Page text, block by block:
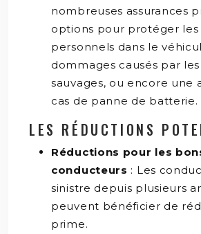
nombreuses assurances
options pour protéger les
personnels dans le
dommages causés par
sauvages, ou encore une
cas de panne de batterie.
LES RÉDUCTIONS
Réductions pour les
conducteurs : Les
sinistre depuis plusieurs
peuvent bénéficier de
prime.